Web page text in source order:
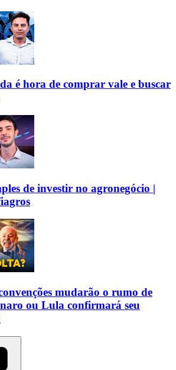
é hora de comprar vale e buscar
de investir no agronegócio |
mudarão o rumo de
ou Lula confirmará seu